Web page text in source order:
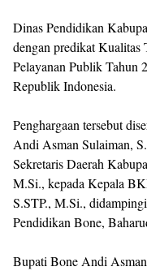
Dinas Pendidikan
dengan predikat Kualitas
Pelayanan Publik Tahun
Republik Indonesia.
Penghargaan tersebut
Andi Asman Sulaiman,
Sekretaris Daerah
M.Si., kepada Kepala
S.STP., M.Si.,
Pendidikan Bone,
Bupati Bone Andi